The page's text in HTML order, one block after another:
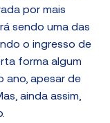
por mais
sendo uma das
o ingresso de
forma algum
ano, apesar de
ainda assim,